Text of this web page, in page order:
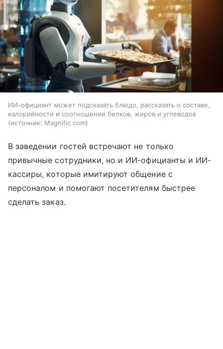
ИИ-официант может подсказать блюдо, рассказать о составе,
калорийности и соотношении белков, жиров и углеводов
источник: Magnific.com
В заведении гостей встречают не только
привычные сотрудники, но и ИИ-официанты и ИИ-
кассиры, которые имитируют общение с
персоналом и помогают посетителям быстрее
сделать заказ.